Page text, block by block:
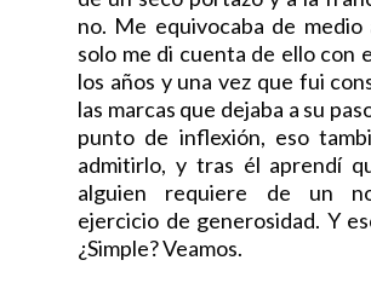
no. Me equivocaba de medio
solo me di cuenta de ello con
los años y una vez que fui
las marcas que dejaba a su
punto de inflexión, eso
admitirlo, y tras él aprendí
alguien requiere de un
ejercicio de generosidad. Y
¿Simple? Veamos.